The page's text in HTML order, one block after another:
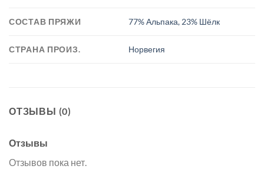
СОСТАВ ПРЯЖИ 77% Альпака, 23% Шёлк
СТРАНА ПРОИЗ. Норвегия
ОТЗЫВЫ (0)
Отзывы
Отзывов пока нет.